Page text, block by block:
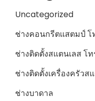
Uncategorized
ช่างคอนกรีตแสตมป์
ช่างติดตั้งสแตนเลส โ
ช่างติดตั้งเครื่องครัวส
ช่างบาดาล